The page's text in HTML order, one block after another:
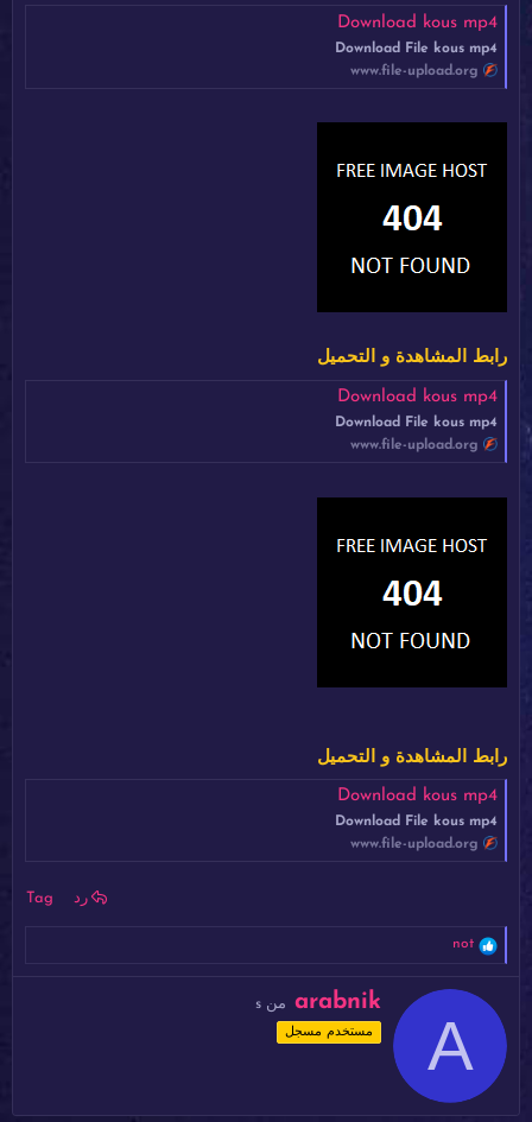
Download kous mp4
Download File kous mp4
www.file-upload.org
رابط المشاهدة و التحميل
Download kous mp4
Download File kous mp4
www.file-upload.org
رابط المشاهدة و التحميل
Download kous mp4
Download File kous mp4
www.file-upload.org
رد Tag
ا
ف
ت
:
not
A
ك
ب
arabnik من s
مستخدم مسجل